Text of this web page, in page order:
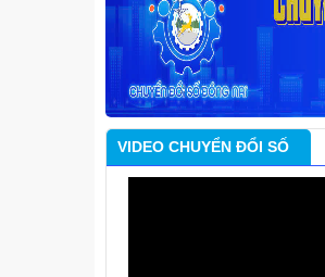
VIDEO CHUYỂN ĐỔI SỐ